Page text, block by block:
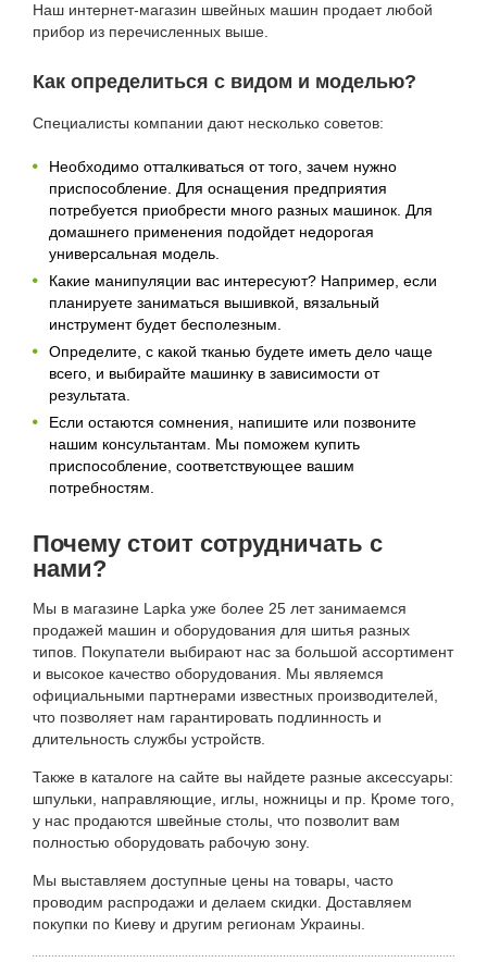
Наш интернет-магазин швейных машин продает любой
прибор из перечисленных выше.
Как определиться с видом и моделью?
Специалисты компании дают несколько советов:
Необходимо отталкиваться от того, зачем нужно
приспособление. Для оснащения предприятия
потребуется приобрести много разных машинок. Для
домашнего применения подойдет недорогая
универсальная модель.
Какие манипуляции вас интересуют? Например, если
планируете заниматься вышивкой, вязальный
инструмент будет бесполезным.
Определите, с какой тканью будете иметь дело чаще
всего, и выбирайте машинку в зависимости от
результата.
Если остаются сомнения, напишите или позвоните
нашим консультантам. Мы поможем купить
приспособление, соответствующее вашим
потребностям.
Почему стоит сотрудничать с
нами?
Мы в магазине Lapka уже более 25 лет занимаемся
продажей машин и оборудования для шитья разных
типов. Покупатели выбирают нас за большой ассортимент
и высокое качество оборудования. Мы являемся
официальными партнерами известных производителей,
что позволяет нам гарантировать подлинность и
длительность службы устройств.
Также в каталоге на сайте вы найдете разные аксессуары:
шпульки, направляющие, иглы, ножницы и пр. Кроме того,
у нас продаются швейные столы, что позволит вам
полностью оборудовать рабочую зону.
Мы выставляем доступные цены на товары, часто
проводим распродажи и делаем скидки. Доставляем
покупки по Киеву и другим регионам Украины.